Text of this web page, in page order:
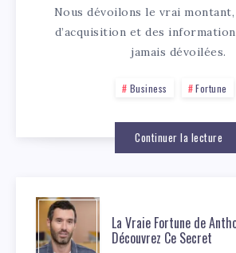
Nous dévoilons le vrai montant,
d’acquisition et des
jamais dévoilées.
Business Fortune
Continuer la lecture
La Vraie Fortune de
Découvrez Ce Secret